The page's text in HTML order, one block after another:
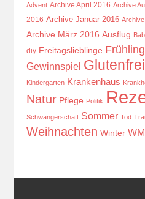
Advent Archive April 2016 Archive
2016 Archive Januar 2016
Archive März 2016 Ausflug
diy Freitagslieblinge Frühling
Gewinnspiel Glutenfrei
Kindergarten Krankenhaus
Natur Pflege Politik
Schwangerschaft Sommer Tod
Weihnachten Winter